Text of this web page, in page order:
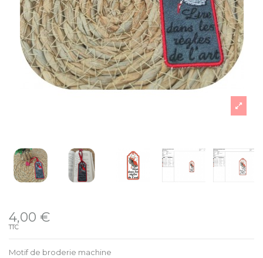
4,00 €
TTC
Motif de broderie machine